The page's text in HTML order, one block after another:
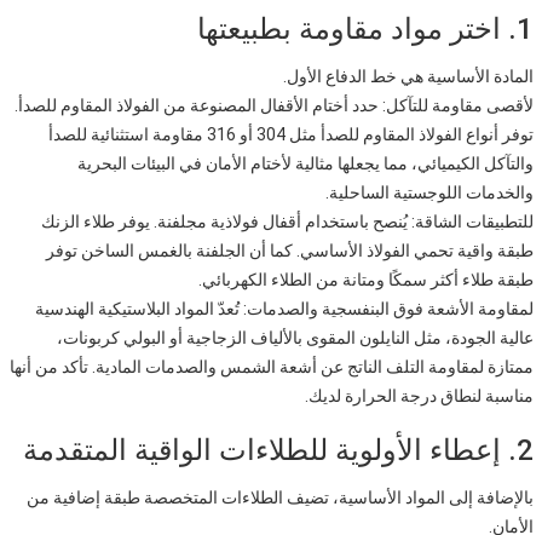
1. اختر مواد مقاومة بطبيعتها
المادة الأساسية هي خط الدفاع الأول.
لأقصى مقاومة للتآكل: حدد أختام الأقفال المصنوعة من الفولاذ المقاوم للصدأ.
توفر أنواع الفولاذ المقاوم للصدأ مثل 304 أو 316 مقاومة استثنائية للصدأ
والتآكل الكيميائي، مما يجعلها مثالية لأختام الأمان في البيئات البحرية
والخدمات اللوجستية الساحلية.
للتطبيقات الشاقة: يُنصح باستخدام أقفال فولاذية مجلفنة. يوفر طلاء الزنك
طبقة واقية تحمي الفولاذ الأساسي. كما أن الجلفنة بالغمس الساخن توفر
طبقة طلاء أكثر سمكًا ومتانة من الطلاء الكهربائي.
لمقاومة الأشعة فوق البنفسجية والصدمات: تُعدّ المواد البلاستيكية الهندسية
عالية الجودة، مثل النايلون المقوى بالألياف الزجاجية أو البولي كربونات،
ممتازة لمقاومة التلف الناتج عن أشعة الشمس والصدمات المادية. تأكد من أنها
مناسبة لنطاق درجة الحرارة لديك.
2. إعطاء الأولوية للطلاءات الواقية المتقدمة
بالإضافة إلى المواد الأساسية، تضيف الطلاءات المتخصصة طبقة إضافية من
الأمان.